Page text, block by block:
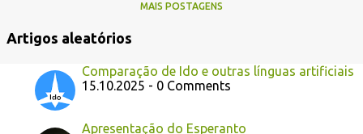
MAIS POSTAGENS
Artigos aleatórios
Comparação de Ido e outras línguas artificiais
15.10.2025 - 0 Comments
Apresentação do Esperanto